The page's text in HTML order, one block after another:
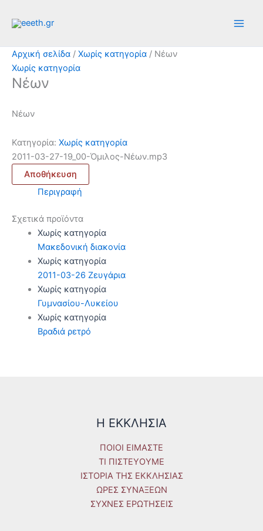
στο
Αρχική σελίδα / Χωρίς κατηγορία / Νέων
Χωρίς κατηγορία
Νέων
Νέων
Κατηγορία: Χωρίς κατηγορία
2011-03-27-19_00-Όμιλος-Νέων.mp3
Αποθήκευση
Περιγραφή
Σχετικά προϊόντα
Χωρίς κατηγορία
Μακεδονική διακονία
Χωρίς κατηγορία
2011-03-26 Ζευγάρια
Χωρίς κατηγορία
Γυμνασίου-Λυκείου
Χωρίς κατηγορία
Βραδιά ρετρό
Η ΕΚΚΛΗΣΙΑ
ΠΟΙΟΙ ΕΙΜΑΣΤΕ
ΤΙ ΠΙΣΤΕΥΟΥΜΕ
ΙΣΤΟΡΙΑ ΤΗΣ ΕΚΚΛΗΣΙΑΣ
ΩΡΕΣ ΣΥΝΑΞΕΩΝ
ΣΥΧΝΕΣ ΕΡΩΤΗΣΕΙΣ